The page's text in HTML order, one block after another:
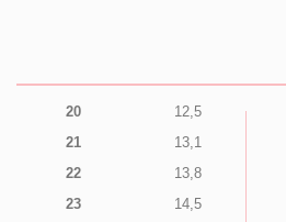
20
12,5
21
13,1
22
13,8
23
14,5